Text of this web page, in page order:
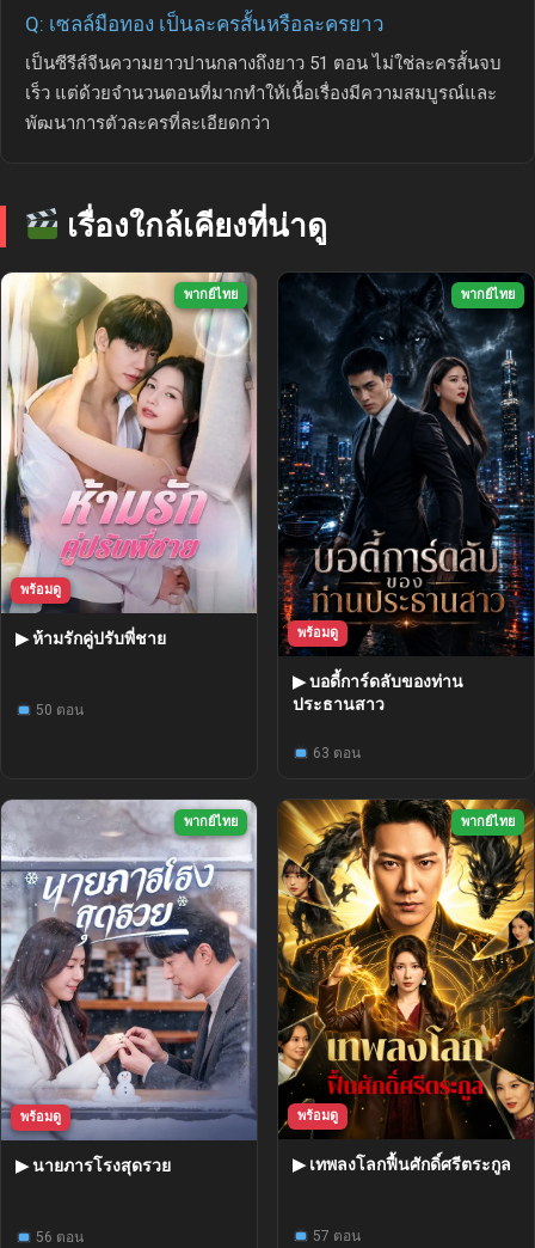
Q: เซลล์มือทอง เป็นละครสั้นหรือละครยาว
เป็นซีรีส์จีนความยาวปานกลางถึงยาว 51 ตอน ไม่ใช่ละครสั้นจบ
เร็ว แต่ด้วยจำนวนตอนที่มากทำให้เนื้อเรื่องมีความสมบูรณ์และ
พัฒนาการตัวละครที่ละเอียดกว่า
เรื่องใกล้เคียงที่น่าดู
พากย์ไทย
พร้อมดู
▶ ห้ามรักคู่ปรับพี่ชาย
50 ตอน
พากย์ไทย
พร้อมดู
▶ บอดี้การ์ดลับของท่าน
ประธานสาว
63 ตอน
พากย์ไทย
พร้อมดู
▶ นายภารโรงสุดรวย
56 ตอน
พากย์ไทย
พร้อมดู
▶ เทพลงโลกฟื้นศักดิ์ศรีตระกูล
57 ตอน